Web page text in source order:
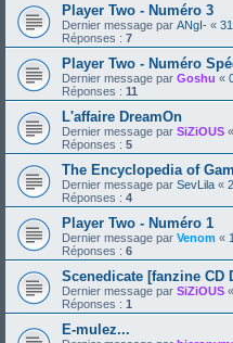
Player Two - Numéro 3
Dernier message par ANgI- «
Réponses : 7
Player Two - Numéro
Dernier message par Goshu «
Réponses : 11
L'affaire DreamOn
Dernier message par SiZiOUS «
Réponses : 5
The Encyclopedia of
Dernier message par SevLila «
Réponses : 4
Player Two - Numéro 1
Dernier message par Venom «
Réponses : 6
Scenedicate [fanzine CD
Dernier message par SiZiOUS «
Réponses : 1
E-mulez...